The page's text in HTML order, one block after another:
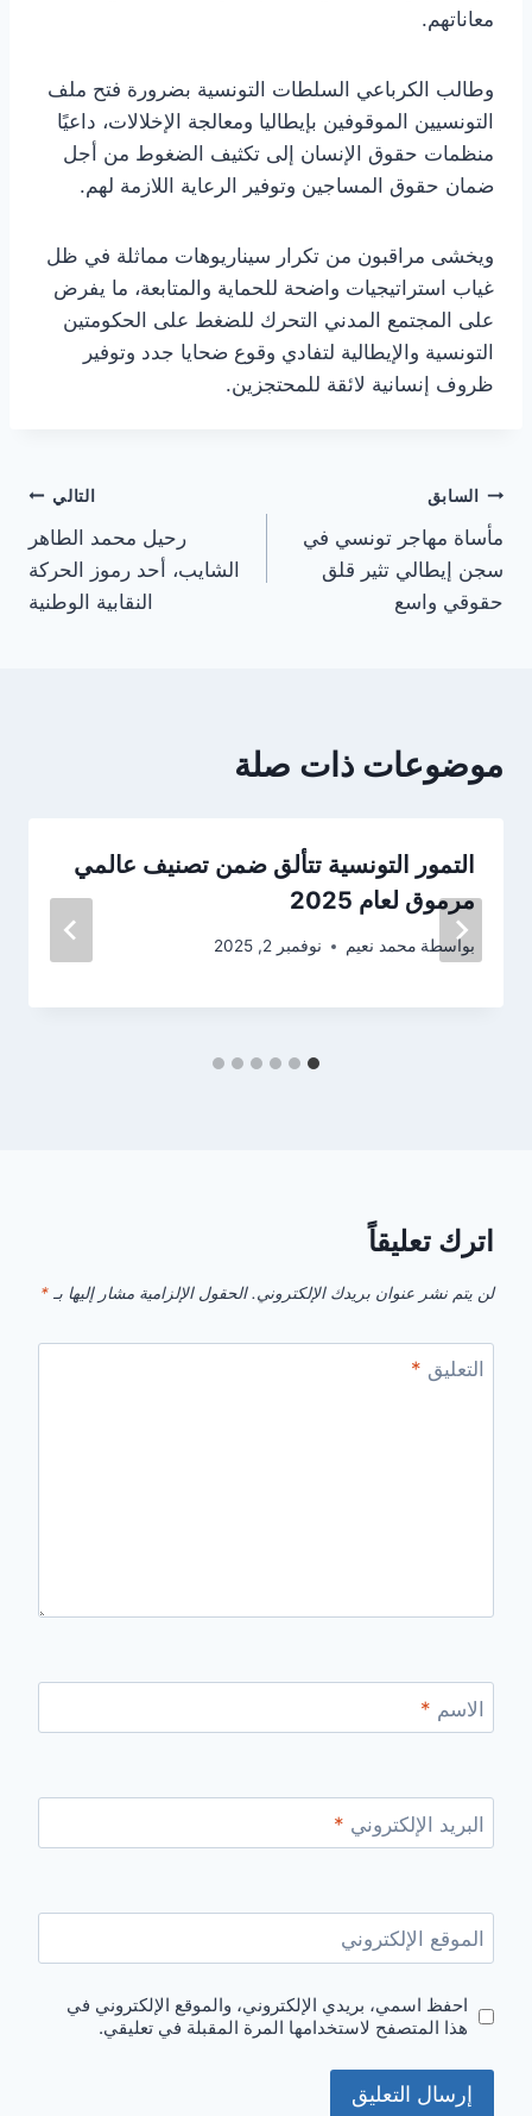
معاناتهم.
وطالب الكرباعي السلطات التونسية بضرورة فتح ملف
التونسيين الموقوفين بإيطاليا ومعالجة الإخلالات، داعيًا
منظمات حقوق الإنسان إلى تكثيف الضغوط من أجل
ضمان حقوق المساجين وتوفير الرعاية اللازمة لهم.
ويخشى مراقبون من تكرار سيناريوهات مماثلة في ظل
غياب استراتيجيات واضحة للحماية والمتابعة، ما يفرض
على المجتمع المدني التحرك للضغط على الحكومتين
التونسية والإيطالية لتفادي وقوع ضحايا جدد وتوفير
ظروف إنسانية لائقة للمحتجزين.
تصفّح
المقالات
السابق
مأساة مهاجر تونسي في
سجن إيطالي تثير قلق
حقوقي واسع
التالي
رحيل محمد الطاهر
الشايب، أحد رموز الحركة
النقابية الوطنية
موضوعات ذات صلة
التمور التونسية تتألق ضمن تصنيف عالمي
مرموق لعام 2025
بواسطة محمد نعيم نوفمبر 2, 2025
اترك تعليقاً
لن يتم نشر عنوان بريدك الإلكتروني. الحقول الإلزامية مشار إليها بـ *
التعليق *
الاسم *
البريد الإلكتروني *
الموقع الإلكتروني
احفظ اسمي، بريدي الإلكتروني، والموقع الإلكتروني في
هذا المتصفح لاستخدامها المرة المقبلة في تعليقي.